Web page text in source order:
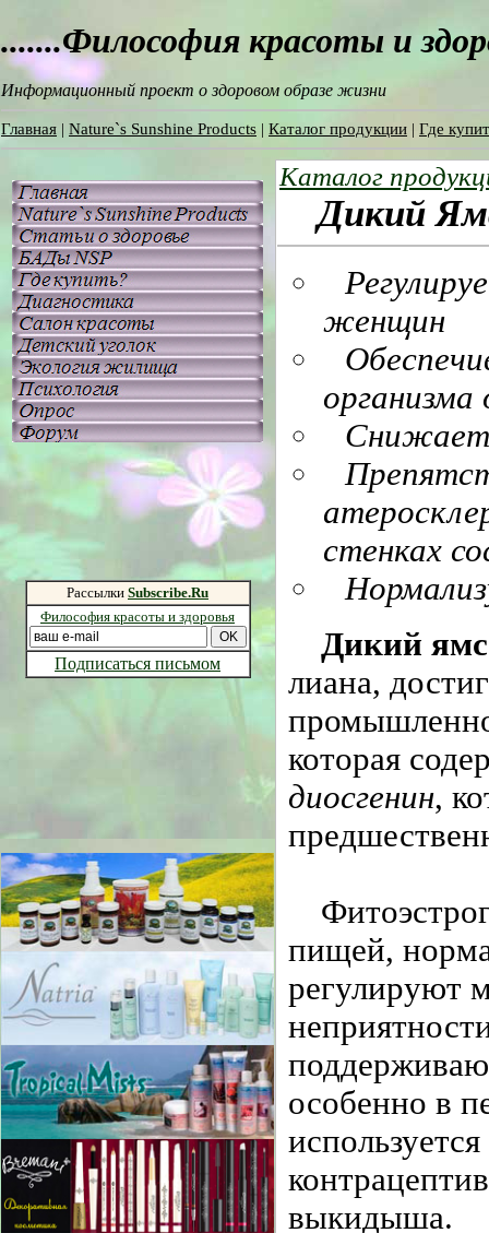
.......Философия красоты и
Информационный проект о здоровом образе жизни
Главная | Nature`s Sunshine Products | Каталог продукции | Где
Рассылки Subscribe.Ru
Философия красоты и здоровья
Подписаться письмом
Каталог
Дикий
женщин
Снижает
стенках
Дикий ямс
лиана,
которая
диосгенин,
пищей,
регулируют
особенно в
выкидыша.